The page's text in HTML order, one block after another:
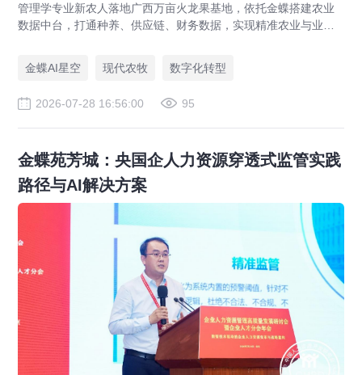
管理学专业新农人落地广西万亩火龙果基地，依托金蝶搭建农业
数据中台，打通种养、供应链、财务数据，实现精准农业与业财
金蝶AI星空
现代农牧 数字化转型
2026-07-28 16:56:00 95
金蝶苑芳城：央国企人力资源穿透式监管实践
路径与AI解决方案